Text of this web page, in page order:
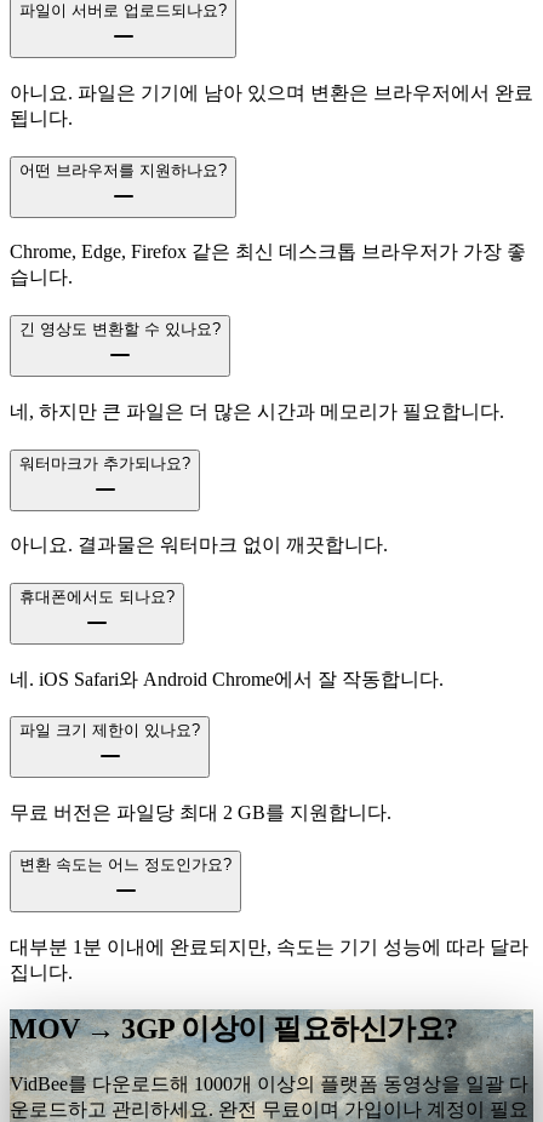
파일이 서버로 업로드되나요?
아니요. 파일은 기기에 남아 있으며 변환은 브라우저에서 완료
됩니다.
어떤 브라우저를 지원하나요?
Chrome, Edge, Firefox 같은 최신 데스크톱 브라우저가 가장 좋
습니다.
긴 영상도 변환할 수 있나요?
네, 하지만 큰 파일은 더 많은 시간과 메모리가 필요합니다.
워터마크가 추가되나요?
아니요. 결과물은 워터마크 없이 깨끗합니다.
휴대폰에서도 되나요?
네. iOS Safari와 Android Chrome에서 잘 작동합니다.
파일 크기 제한이 있나요?
무료 버전은 파일당 최대 2 GB를 지원합니다.
변환 속도는 어느 정도인가요?
대부분 1분 이내에 완료되지만, 속도는 기기 성능에 따라 달라
집니다.
MOV → 3GP 이상이 필요하신가요?
VidBee를 다운로드해 1000개 이상의 플랫폼 동영상을 일괄 다
운로드하고 관리하세요. 완전 무료이며 가입이나 계정이 필요